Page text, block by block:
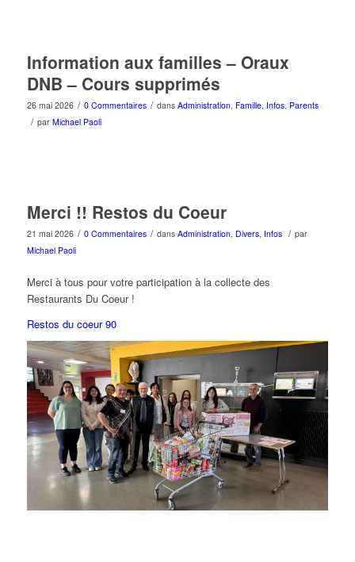
Information aux familles – Oraux
DNB – Cours supprimés
26 mai 2026 / 0 Commentaires / dans Administration, Famille, Infos, Parents
/ par Michael Paoli
Merci !! Restos du Coeur
21 mai 2026 / 0 Commentaires / dans Administration, Divers, Infos / par
Michael Paoli
Merci à tous pour votre participation à la collecte des
Restaurants Du Coeur !
Restos du coeur 90